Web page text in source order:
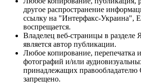
другое распространение
ссылку на "Интерфакс-Украина",
воспрещается.
Владелец веб-страницы в разделе
является автор публикации.
Любое копирование, перепечатка
фотографий и/или
принадлежащих правообладателю
запрещено.